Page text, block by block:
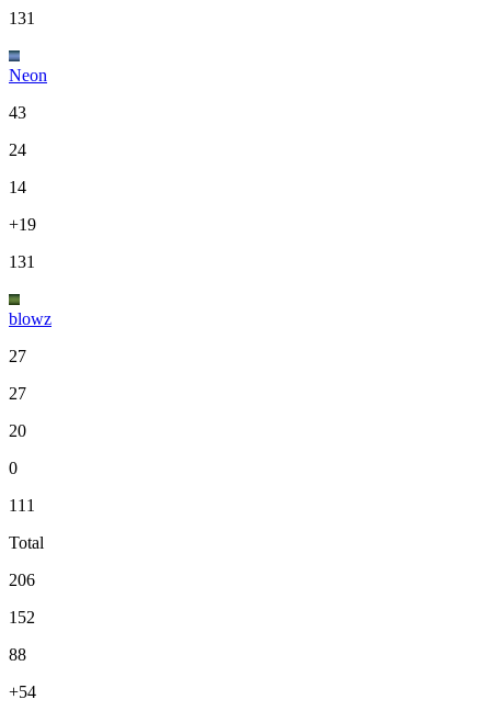
131
Neon
43
24
14
+19
131
blowz
27
27
20
0
111
Total
206
152
88
+54